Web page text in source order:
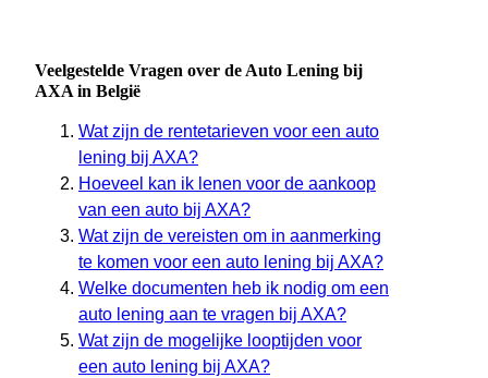
Veelgestelde Vragen over de Auto Lening bij
AXA in België
Wat zijn de rentetarieven voor een auto
lening bij AXA?
Hoeveel kan ik lenen voor de aankoop
van een auto bij AXA?
Wat zijn de vereisten om in aanmerking
te komen voor een auto lening bij AXA?
Welke documenten heb ik nodig om een
auto lening aan te vragen bij AXA?
Wat zijn de mogelijke looptijden voor
een auto lening bij AXA?